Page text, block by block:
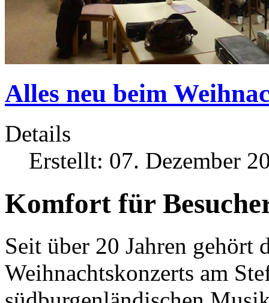
Alles neu beim
Details
Erstellt: 07. Dezember
Komfort für
Seit über 20 Jahren gehört
Weihnachtskonzerts am